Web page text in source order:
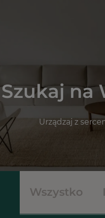
Szukaj na
Urządzaj z
Wszystko